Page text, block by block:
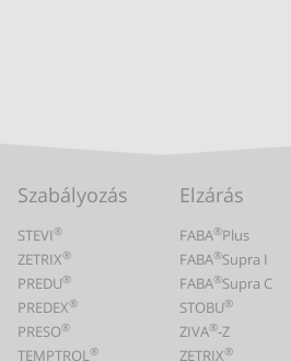
Szabályozás
STEVI®
ZETRIX®
PREDU®
PREDEX®
PRESO®
TEMPTROL®
Elzárás
FABA®Plus
FABA®Supra I
FABA®Supra C
STOBU®
ZIVA®-Z
ZETRIX®